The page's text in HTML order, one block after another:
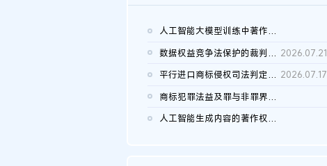
人工智能大模型训练中著作权的合理使用
2026.07.28
数据权益竞争法保护的裁判路径构建 2026.07.21
平行进口商标侵权司法判定规则的困境与纾解 2026.07.17
商标犯罪法益及罪与非罪界限研究
人工智能生成内容的著作权司法认定：演进逻辑、现实困境与规则建...